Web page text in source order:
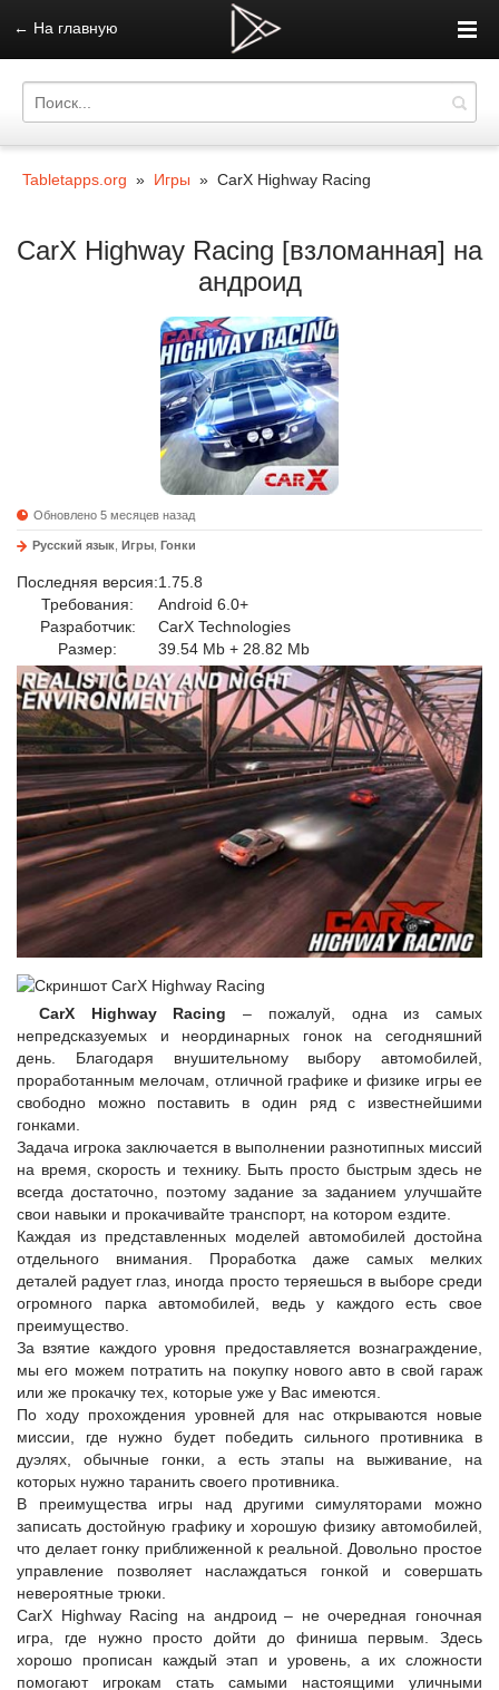
← На главную
Tabletapps.org » Игры » CarX Highway Racing
CarX Highway Racing [взломанная] на
андроид
Обновлено 5 месяцев назад
Русский язык Игры Гонки
Последняя версия:1.75.8
Требования:
Android 6.0+
Разработчик:
CarX Technologies
Размер:
39.54 Mb + 28.82 Mb
CarX Highway Racing – пожалуй, одна из самых
непредсказуемых и неординарных гонок на сегодняшний
день. Благодаря внушительному выбору автомобилей,
проработанным мелочам, отличной графике и физике игры ее
свободно можно поставить в один ряд с известнейшими
гонками.
Задача игрока заключается в выполнении разнотипных миссий
на время, скорость и технику. Быть просто быстрым здесь не
всегда достаточно, поэтому задание за заданием улучшайте
свои навыки и прокачивайте транспорт, на котором ездите.
Каждая из представленных моделей автомобилей достойна
отдельного внимания. Проработка даже самых мелких
деталей радует глаз, иногда просто теряешься в выборе среди
огромного парка автомобилей, ведь у каждого есть свое
преимущество.
За взятие каждого уровня предоставляется вознаграждение,
мы его можем потратить на покупку нового авто в свой гараж
или же прокачку тех, которые уже у Вас имеются.
По ходу прохождения уровней для нас открываются новые
миссии, где нужно будет победить сильного противника в
дуэлях, обычные гонки, а есть этапы на выживание, на
которых нужно таранить своего противника.
В преимущества игры над другими симуляторами можно
записать достойную графику и хорошую физику автомобилей,
что делает гонку приближенной к реальной. Довольно простое
управление позволяет наслаждаться гонкой и совершать
невероятные трюки.
CarX Highway Racing на андроид – не очередная гоночная
игра, где нужно просто дойти до финиша первым. Здесь
хорошо прописан каждый этап и уровень, а их сложности
помогают игрокам стать самыми настоящими уличными